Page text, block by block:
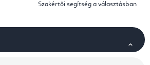
Szakértői segítség a választásban